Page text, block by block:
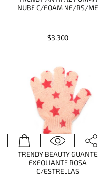
NUBE C/FOAM NE/RS/ME
$3.300
TRENDY BEAUTY GUANTE
EXFOLIANTE ROSA
C/ESTRELLAS